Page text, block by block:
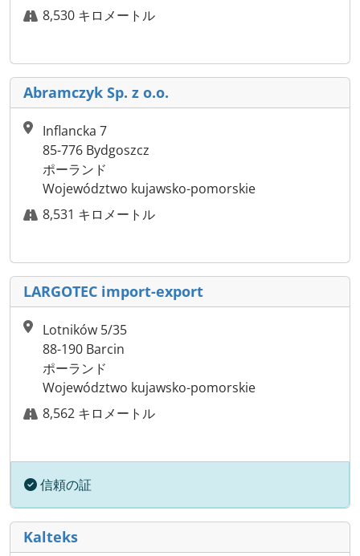
8,530 キロメートル
Abramczyk Sp. z o.o.
Inflancka 7
85-776 Bydgoszcz
ポーランド
Województwo kujawsko-pomorskie
8,531 キロメートル
LARGOTEC import-export
Lotników 5/35
88-190 Barcin
ポーランド
Województwo kujawsko-pomorskie
8,562 キロメートル
信頼の証
Kalteks